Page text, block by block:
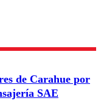
comentario
de Carahue por
SAE